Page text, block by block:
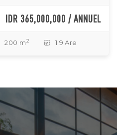
IDR 365,000,000 / ANNUEL
200 m 2 1.9 Are